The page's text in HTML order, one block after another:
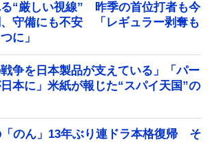
“厳しい視線” 昨季の首位打者も今
守備にも不安 「レギュラー剥奪も
に」
戦争を日本製品が支えている」「パー
日本に」米紙が報じた“スパイ天国”の
「のん」13年ぶり連ドラ本格復帰 そ